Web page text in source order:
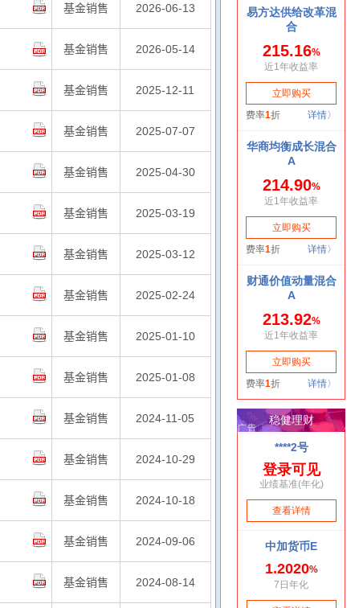
基金销售 2026-06-13
基金销售 2026-05-14
基金销售 2025-12-11
基金销售 2025-07-07
基金销售 2025-04-30
基金销售 2025-03-19
基金销售 2025-03-12
基金销售 2025-02-24
基金销售 2025-01-10
基金销售 2025-01-08
基金销售 2024-11-05
基金销售 2024-10-29
基金销售 2024-10-18
基金销售 2024-09-06
基金销售 2024-08-14